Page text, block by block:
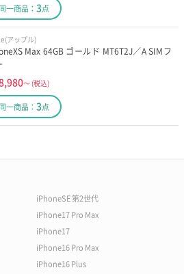
同一商品： 3点
アップル)
Max 64GB ゴールド MT6T2J／A SIMフ
～ (税込)
同一商品： 3点
iPhoneSE 第2世代
iPhone17 Pro Max
iPhone17
iPhone16 Pro Max
iPhone16 Plus